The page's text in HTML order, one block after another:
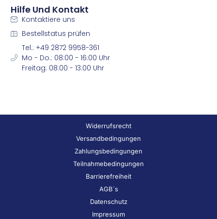
Hilfe Und Kontakt
Kontaktiere uns
Bestellstatus prüfen
Tel.: +49 2872 9958-361
Mo - Do.: 08:00 - 16:00 Uhr
Freitag: 08:00 - 13:00 Uhr
Widerrufsrecht
Versandbedingungen
Zahlungsbedingungen
Teilnahmebedingungen
Barrierefreiheit
AGB´s
Datenschutz
Impressum